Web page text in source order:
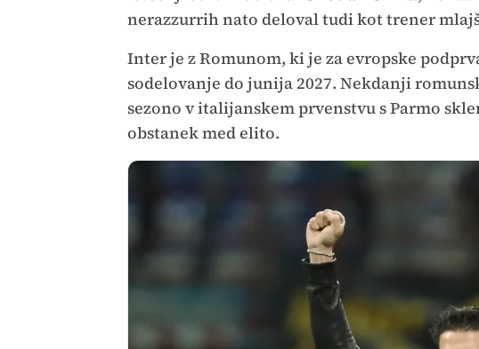
nerazzurrih nato deloval tudi kot trener
Inter je z Romunom, ki je za evropske
sodelovanje do junija 2027. Nekdanji
sezono v italijanskem prvenstvu s Parmo
obstanek med elito.